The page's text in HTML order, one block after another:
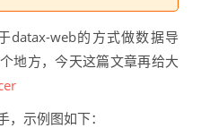
datax-web的方式做数据导
地方，今天这篇文章再给大
示例图如下：